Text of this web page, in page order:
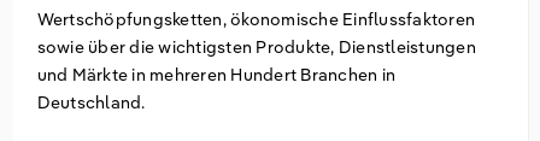
Wertschöpfungsketten, ökonomische Einflussfaktoren
sowie über die wichtigsten Produkte, Dienstleistungen
und Märkte in mehreren Hundert Branchen in
Deutschland.